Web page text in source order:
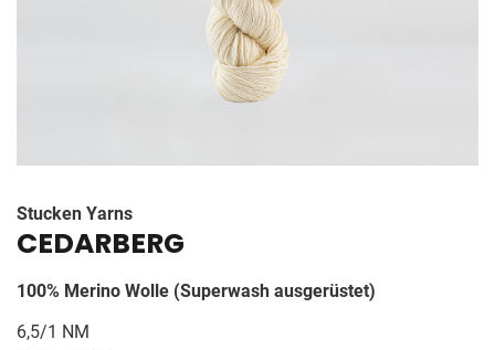
Stucken Yarns
CEDARBERG
100% Merino Wolle (Superwash ausgerüstet)
6,5/1 NM